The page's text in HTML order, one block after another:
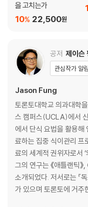
을 고치는가
22,500원
10%
공저 제이슨
관심작가 알
Jason Fung
토론토대학교 의과대학
스 캠퍼스(UCLA)에서
에서 단식 요법을 활용해
료하는 집중 식이관리 프
료의 세계적 권위자로서
그의 연구는 《애틀랜틱》,
소개되었다. 저서로는 『독
가 있으며 토론토에 거주